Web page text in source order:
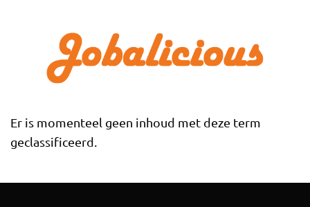
Er is momenteel geen inhoud met deze term
geclassificeerd.